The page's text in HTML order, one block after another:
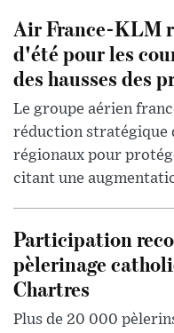
Air France-KLM
d'été pour les
des hausses des
Le groupe aérien
réduction stratégique
régionaux pour
citant une
Participation
pèlerinage
Chartres
Plus de 20 000